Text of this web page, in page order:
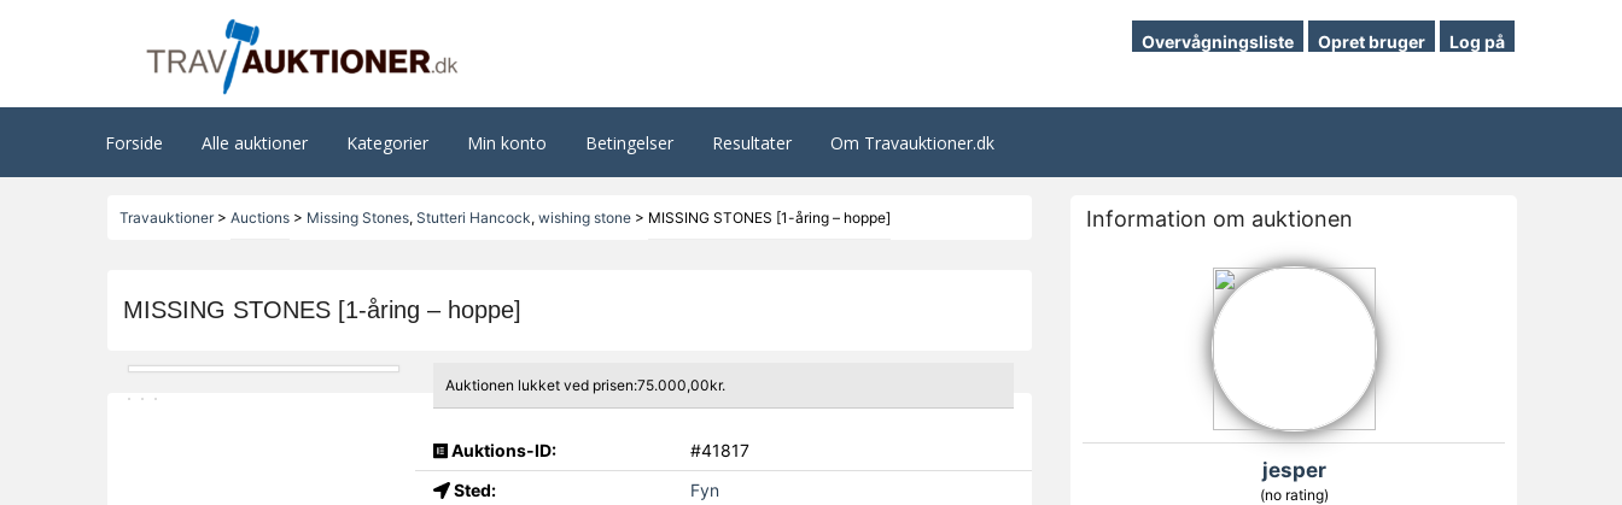
Overvågningsliste Opret bruger Log på
Forside Alle auktioner Kategorier Min konto Betingelser Resultater Om Travauktioner.dk
Travauktioner> Auctions> Missing Stones, Stutteri Hancock, wishing stone> MISSING STONES [1-åring – hoppe]
MISSING STONES [1-åring – hoppe]
Auktionen lukket ved prisen:75.000,00kr.
Auktions-ID:
#41817
Sted:
Fyn
Information om auktionen
jesper
(no rating)